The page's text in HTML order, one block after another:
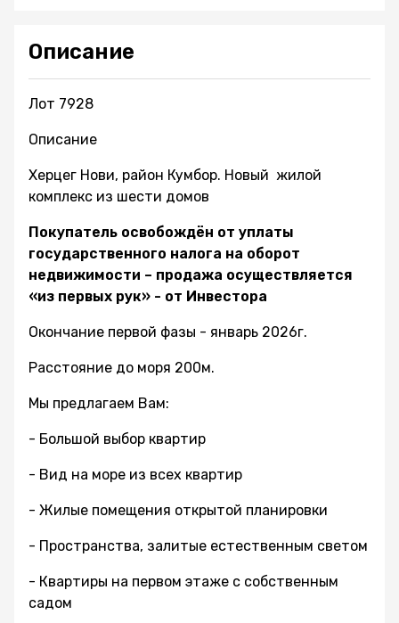
Описание
Лот 7928
Описание
Херцег Нови, район Кумбор. Новый жилой
комплекс из шести домов
Покупатель освобождён от уплаты
государственного налога на оборот
недвижимости – продажа осуществляется
«из первых рук» - от Инвестора
Окончание первой фазы - январь 2026г.
Расстояние до моря 200м.
Мы предлагаем Вам:
- Большой выбор квартир
- Вид на море из всех квартир
- Жилые помещения открытой планировки
- Пространства, залитые естественным светом
- Квартиры на первом этаже с собственным
садом